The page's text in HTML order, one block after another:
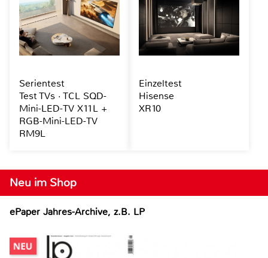
Neu im Shop
ePaper Jahres-Archive, z.B. LP
Serientest
Test TVs · TCL SQD-
Mini-LED-TV X11L +
RGB-Mini-LED-TV
RM9L
Einzeltest
Hisense
XR10